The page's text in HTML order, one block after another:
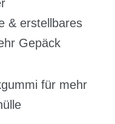
& erstellbares
Gepäck
für mehr